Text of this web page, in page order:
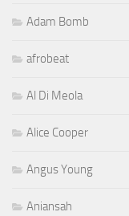
Adam Bomb
afrobeat
Al Di Meola
Alice Cooper
Angus Young
Aniansah